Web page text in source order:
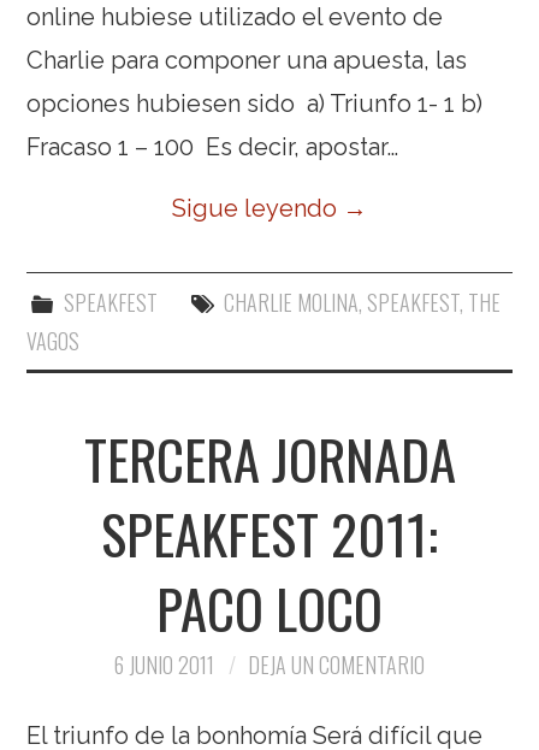
online hubiese utilizado el evento de
Charlie para componer una apuesta, las
opciones hubiesen sido a) Triunfo 1- 1 b)
Fracaso 1 – 100 Es decir, apostar…
Sigue leyendo →
SPEAKFEST CHARLIE MOLINA, SPEAKFEST, THE
VAGOS
TERCERA JORNADA
SPEAKFEST 2011:
PACO LOCO
6 JUNIO 2011 DEJA UN COMENTARIO
El triunfo de la bonhomía Será difícil que